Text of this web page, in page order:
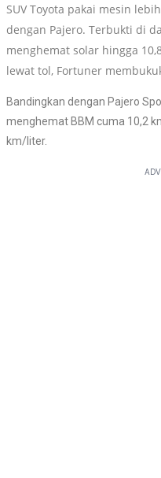
SUV Toyota pakai mesin
dengan Pajero. Terbukti di
menghemat solar hingga
lewat tol, Fortuner
Bandingkan dengan Pajero
menghemat BBM cuma 10,2
km/liter.